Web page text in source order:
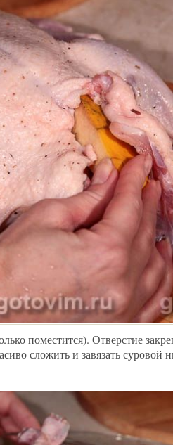
поместится). Отверстие
сложить и завязать суровой